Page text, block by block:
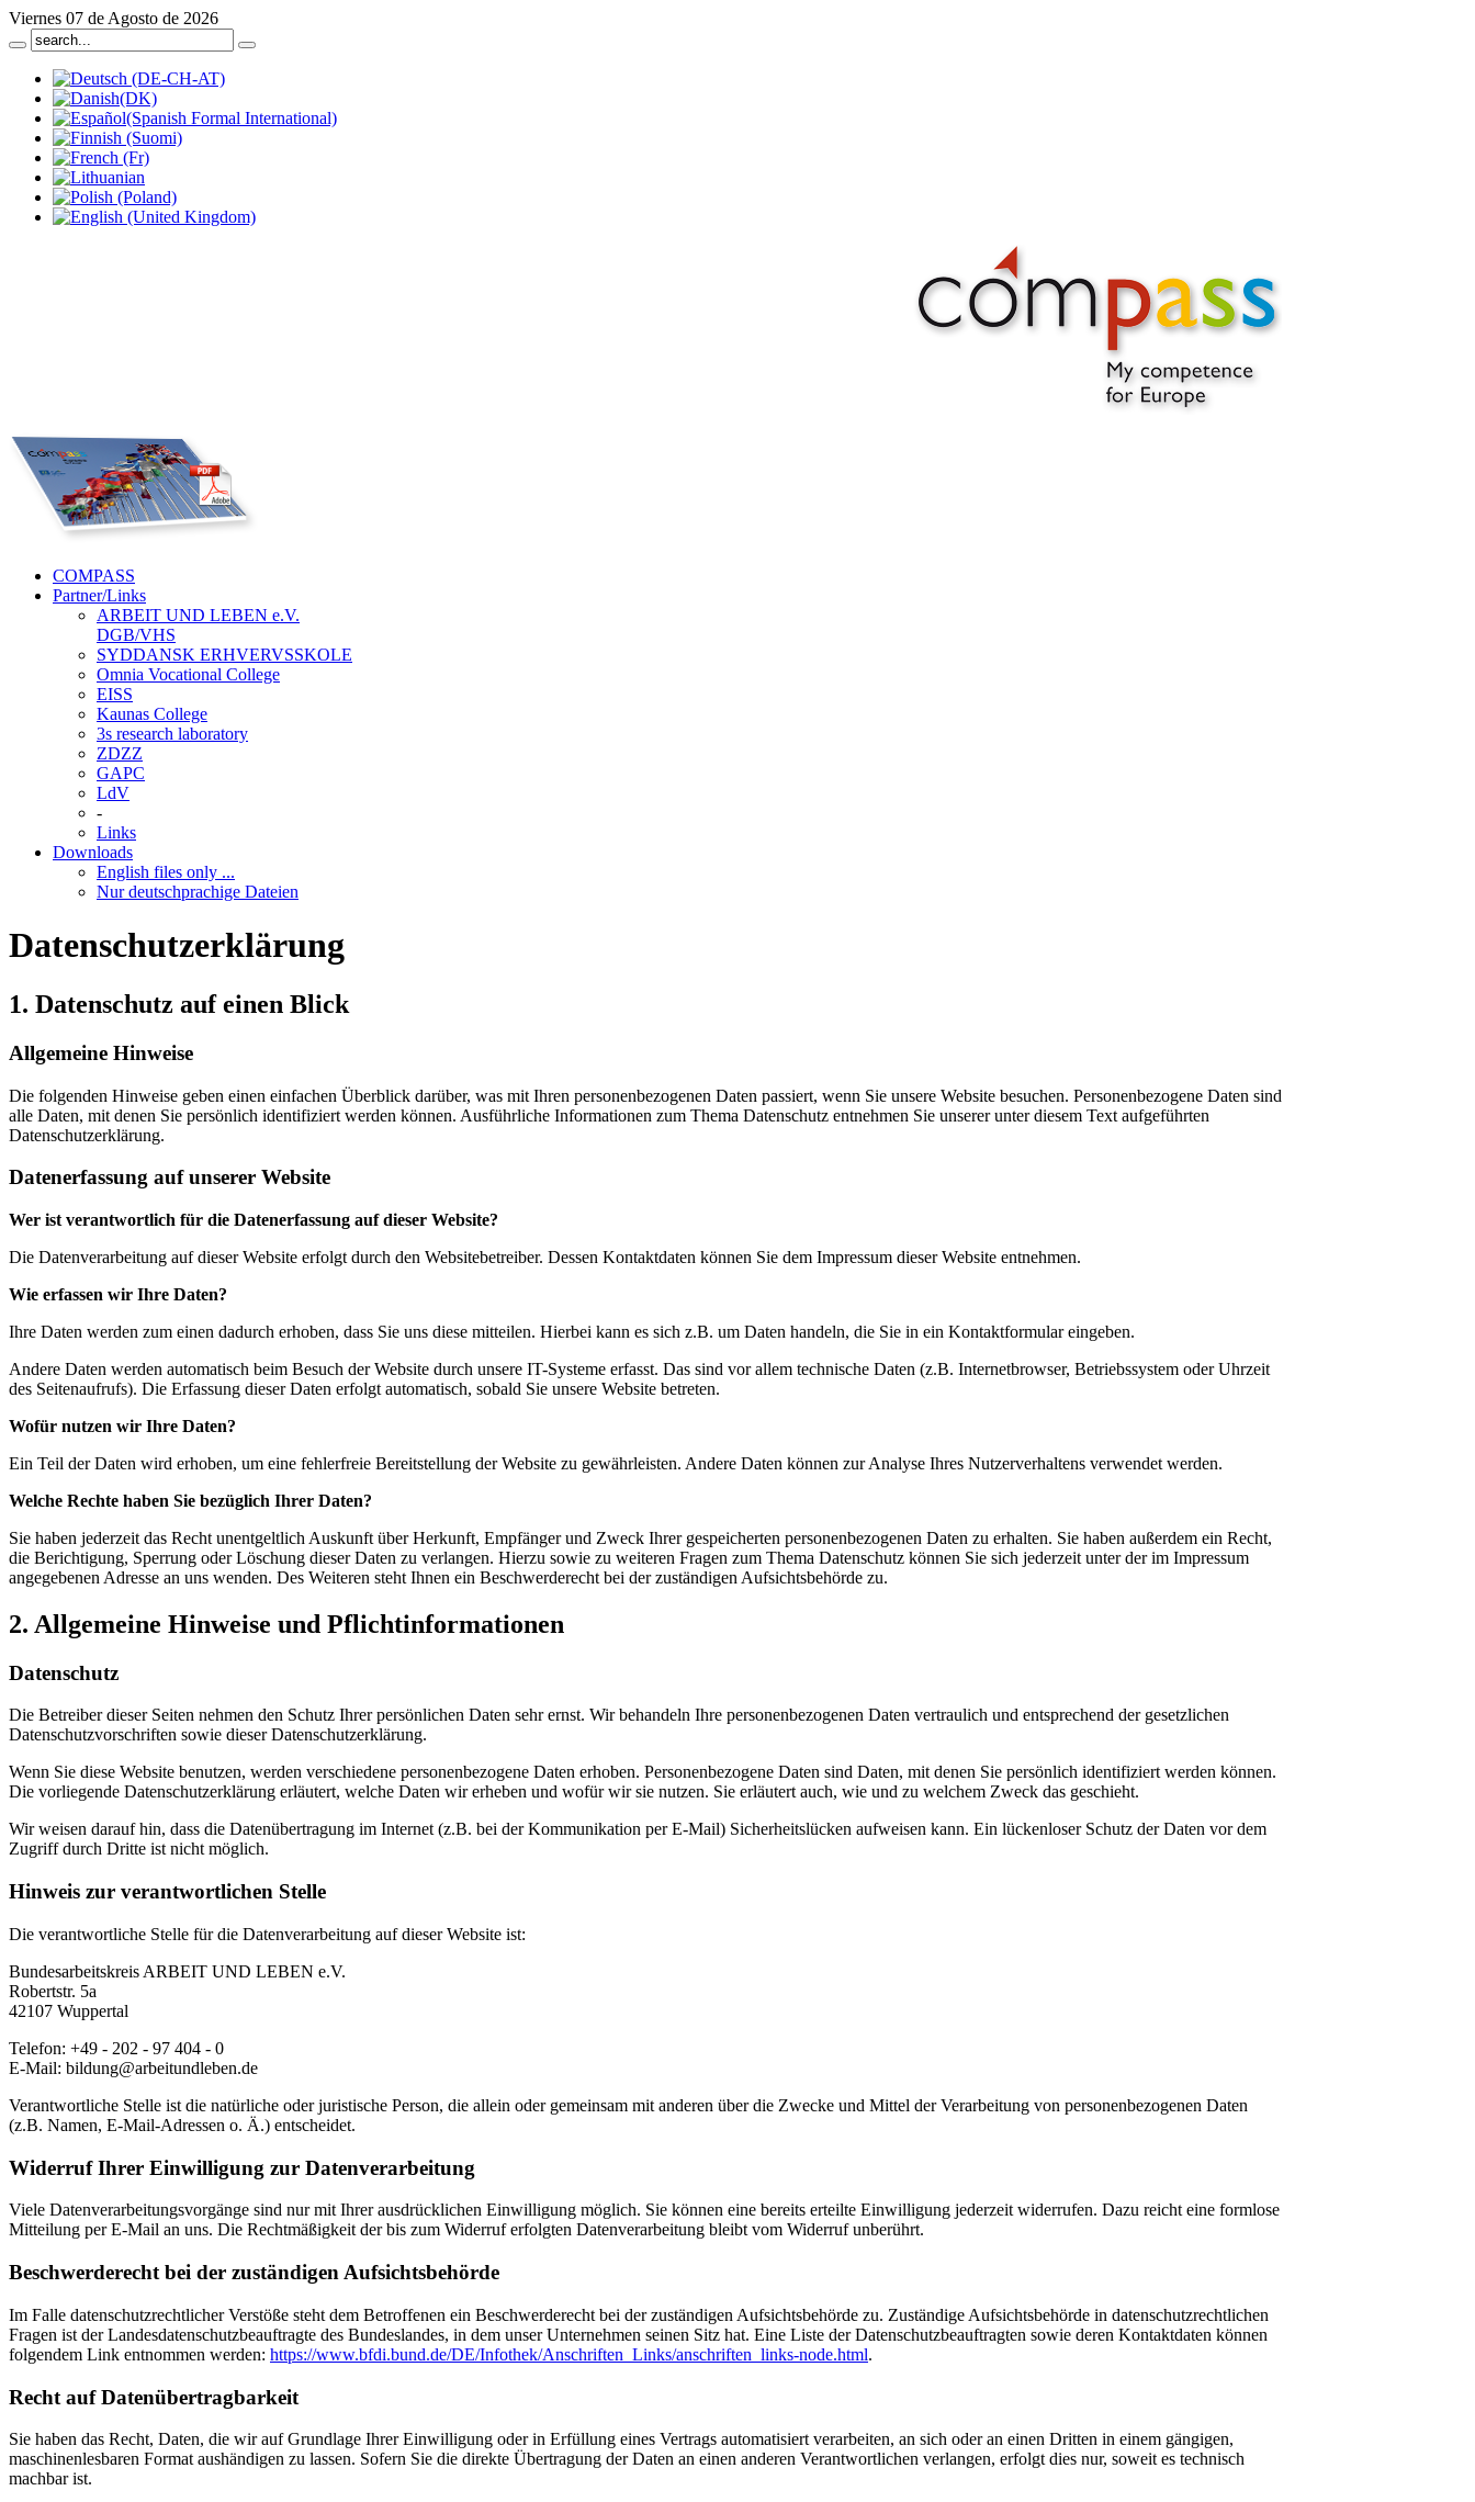
Viernes 07 de Agosto de 2026
COMPASS
Partner/Links
ARBEIT UND LEBEN e.V.
DGB/VHS
SYDDANSK ERHVERVSSKOLE
Omnia Vocational College
EISS
Kaunas College
3s research laboratory
ZDZZ
GAPC
LdV
-
Links
Downloads
English files only ...
Nur deutschprachige Dateien
Datenschutzerklärung
1. Datenschutz auf einen Blick
Allgemeine Hinweise
Die folgenden Hinweise geben einen einfachen Überblick darüber, was mit Ihren personenbezogenen Daten passiert, wenn Sie unsere Website besuchen. Personenbezogene Daten sind
alle Daten, mit denen Sie persönlich identifiziert werden können. Ausführliche Informationen zum Thema Datenschutz entnehmen Sie unserer unter diesem Text aufgeführten
Datenschutzerklärung.
Datenerfassung auf unserer Website
Wer ist verantwortlich für die Datenerfassung auf dieser Website?
Die Datenverarbeitung auf dieser Website erfolgt durch den Websitebetreiber. Dessen Kontaktdaten können Sie dem Impressum dieser Website entnehmen.
Wie erfassen wir Ihre Daten?
Ihre Daten werden zum einen dadurch erhoben, dass Sie uns diese mitteilen. Hierbei kann es sich z.B. um Daten handeln, die Sie in ein Kontaktformular eingeben.
Andere Daten werden automatisch beim Besuch der Website durch unsere IT-Systeme erfasst. Das sind vor allem technische Daten (z.B. Internetbrowser, Betriebssystem oder Uhrzeit
des Seitenaufrufs). Die Erfassung dieser Daten erfolgt automatisch, sobald Sie unsere Website betreten.
Wofür nutzen wir Ihre Daten?
Ein Teil der Daten wird erhoben, um eine fehlerfreie Bereitstellung der Website zu gewährleisten. Andere Daten können zur Analyse Ihres Nutzerverhaltens verwendet werden.
Welche Rechte haben Sie bezüglich Ihrer Daten?
Sie haben jederzeit das Recht unentgeltlich Auskunft über Herkunft, Empfänger und Zweck Ihrer gespeicherten personenbezogenen Daten zu erhalten. Sie haben außerdem ein Recht,
die Berichtigung, Sperrung oder Löschung dieser Daten zu verlangen. Hierzu sowie zu weiteren Fragen zum Thema Datenschutz können Sie sich jederzeit unter der im Impressum
angegebenen Adresse an uns wenden. Des Weiteren steht Ihnen ein Beschwerderecht bei der zuständigen Aufsichtsbehörde zu.
2. Allgemeine Hinweise und Pflichtinformationen
Datenschutz
Die Betreiber dieser Seiten nehmen den Schutz Ihrer persönlichen Daten sehr ernst. Wir behandeln Ihre personenbezogenen Daten vertraulich und entsprechend der gesetzlichen
Datenschutzvorschriften sowie dieser Datenschutzerklärung.
Wenn Sie diese Website benutzen, werden verschiedene personenbezogene Daten erhoben. Personenbezogene Daten sind Daten, mit denen Sie persönlich identifiziert werden können.
Die vorliegende Datenschutzerklärung erläutert, welche Daten wir erheben und wofür wir sie nutzen. Sie erläutert auch, wie und zu welchem Zweck das geschieht.
Wir weisen darauf hin, dass die Datenübertragung im Internet (z.B. bei der Kommunikation per E-Mail) Sicherheitslücken aufweisen kann. Ein lückenloser Schutz der Daten vor dem
Zugriff durch Dritte ist nicht möglich.
Hinweis zur verantwortlichen Stelle
Die verantwortliche Stelle für die Datenverarbeitung auf dieser Website ist:
Bundesarbeitskreis ARBEIT UND LEBEN e.V.
Robertstr. 5a
42107 Wuppertal
Telefon: +49 - 202 - 97 404 - 0
E-Mail: bildung@arbeitundleben.de
Verantwortliche Stelle ist die natürliche oder juristische Person, die allein oder gemeinsam mit anderen über die Zwecke und Mittel der Verarbeitung von personenbezogenen Daten
(z.B. Namen, E-Mail-Adressen o. Ä.) entscheidet.
Widerruf Ihrer Einwilligung zur Datenverarbeitung
Viele Datenverarbeitungsvorgänge sind nur mit Ihrer ausdrücklichen Einwilligung möglich. Sie können eine bereits erteilte Einwilligung jederzeit widerrufen. Dazu reicht eine formlose
Mitteilung per E-Mail an uns. Die Rechtmäßigkeit der bis zum Widerruf erfolgten Datenverarbeitung bleibt vom Widerruf unberührt.
Beschwerderecht bei der zuständigen Aufsichtsbehörde
Im Falle datenschutzrechtlicher Verstöße steht dem Betroffenen ein Beschwerderecht bei der zuständigen Aufsichtsbehörde zu. Zuständige Aufsichtsbehörde in datenschutzrechtlichen
Fragen ist der Landesdatenschutzbeauftragte des Bundeslandes, in dem unser Unternehmen seinen Sitz hat. Eine Liste der Datenschutzbeauftragten sowie deren Kontaktdaten können
folgendem Link entnommen werden: https://www.bfdi.bund.de/DE/Infothek/Anschriften_Links/anschriften_links-node.html.
Recht auf Datenübertragbarkeit
Sie haben das Recht, Daten, die wir auf Grundlage Ihrer Einwilligung oder in Erfüllung eines Vertrags automatisiert verarbeiten, an sich oder an einen Dritten in einem gängigen,
maschinenlesbaren Format aushändigen zu lassen. Sofern Sie die direkte Übertragung der Daten an einen anderen Verantwortlichen verlangen, erfolgt dies nur, soweit es technisch
machbar ist.